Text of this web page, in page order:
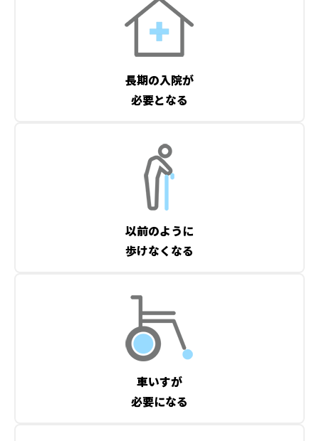
長期の入院が
必要となる
以前のように
歩けなくなる
車いすが
必要になる